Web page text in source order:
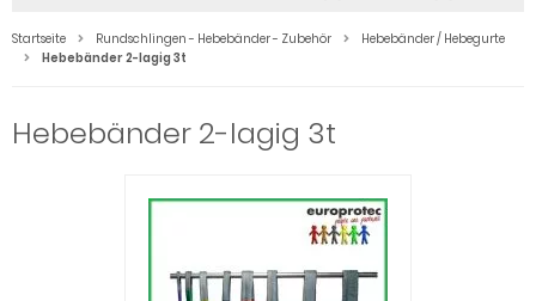
Startseite Rundschlingen - Hebebänder - Zubehör
Hebebänder / Hebegurte
Hebebänder 2-lagig 3t
Hebebänder 2-lagig 3t